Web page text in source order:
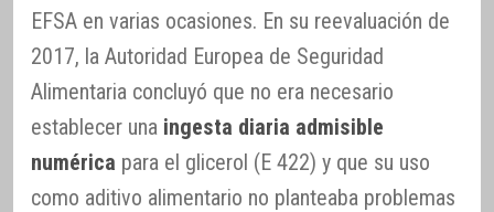
EFSA en varias ocasiones. En su reevaluación de
2017, la Autoridad Europea de Seguridad
Alimentaria concluyó que no era necesario
establecer una ingesta diaria admisible
numérica para el glicerol (E 422) y que su uso
como aditivo alimentario no planteaba problemas